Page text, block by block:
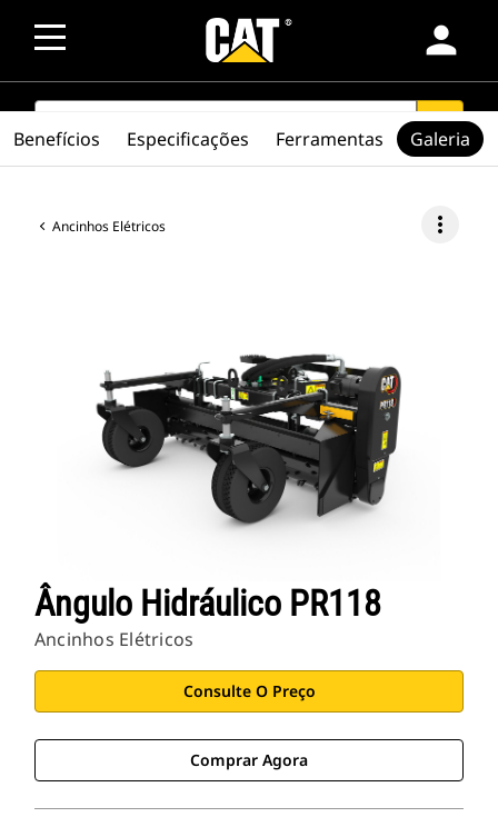
person
SEARCH search
Ancinhos Elétricos more_vert
Ângulo Hidráulico PR118
Ancinhos Elétricos
Consulte O Preço
Comprar Agora
Benefícios Especificações Ferramentas Galeria